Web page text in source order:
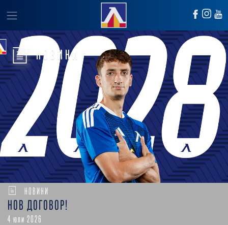
НОВИНИ
НОВИНИ
НОВ ДОГОВОР!
4 юли 2026